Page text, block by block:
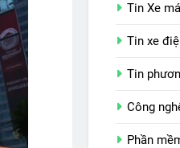
Tin Xe
Tin xe
Tin
Công
Phần